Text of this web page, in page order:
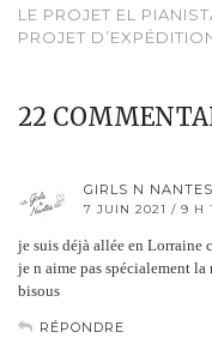
LE PROJET EL
PROJET
22
GIRLS N NANTES
7 JUIN 2021 / 9 H
je suis déjà allée en Lorraine
je n aime pas spécialement la
bisous
RÉPONDRE